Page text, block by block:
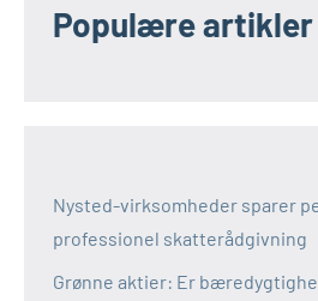
Populære artikler
Nysted-virksomheder sparer
professionel skatterådgivning
Grønne aktier: Er